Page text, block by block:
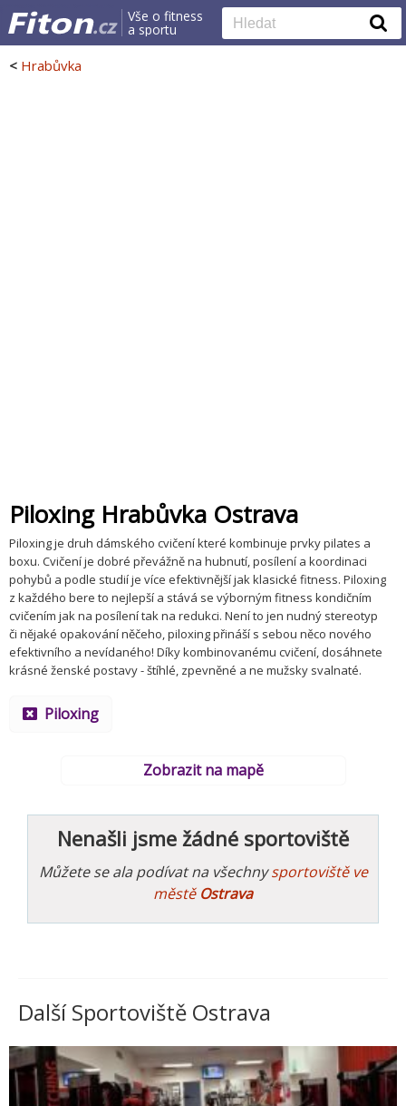
Vše o fitness
a sportu
< Hrabůvka
Piloxing Hrabůvka Ostrava
Piloxing je druh dámského cvičení které kombinuje prvky pilates a
boxu. Cvičení je dobré převážně na hubnutí, posílení a koordinaci
pohybů a podle studií je více efektivnější jak klasické fitness. Piloxing
z každého bere to nejlepší a stává se výborným fitness kondičním
cvičením jak na posílení tak na redukci. Není to jen nudný stereotyp
či nějaké opakování něčeho, piloxing přináší s sebou něco nového
efektivního a nevídaného! Díky kombinovanému cvičení, dosáhnete
krásné ženské postavy - štíhlé, zpevněné a ne mužsky svalnaté.
Piloxing
Zobrazit na mapě
Nenašli jsme žádné sportoviště
Můžete se ala podívat na všechnysportoviště ve
městě Ostrava
Další Sportoviště Ostrava